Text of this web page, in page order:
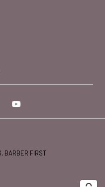
Instagram
FIRST